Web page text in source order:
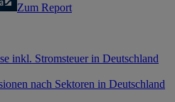
Zum Report
inkl. Stromsteuer in Deutschland
nach Sektoren in Deutschland